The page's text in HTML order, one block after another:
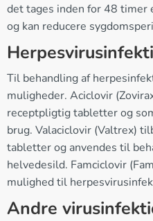
det tages inden for 48 timer
og kan reducere
Til behandling af
muligheder. Aciclovir
receptpligtig tabletter og
brug. Valaciclovir (Valtrex)
tabletter og anvendes til
helvedesild. Famciclovir
mulighed til
Andre